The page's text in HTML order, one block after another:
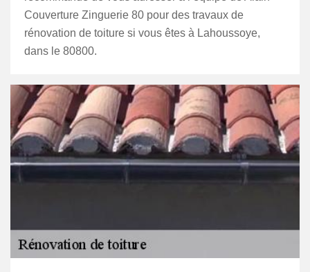
Couverture Zinguerie 80 pour des travaux de
rénovation de toiture si vous êtes à Lahoussoye,
dans le 80800.